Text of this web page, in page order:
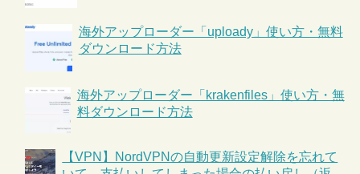
海外アップローダー「uploady」使い方・無料
ダウンロード方法
海外アップローダー「krakenfiles」使い方・無
料ダウンロード方法
【VPN】NordVPNの自動更新設定解除を忘れて